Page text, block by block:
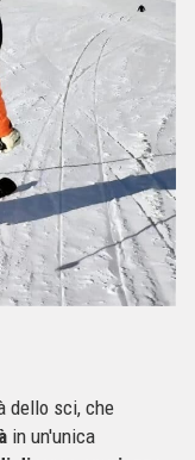
dello sci, che
in un'unica